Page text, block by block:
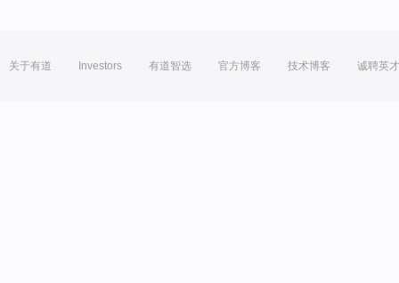
关于有道 Investors 有道智选 官方博客 技术博客 诚聘英才